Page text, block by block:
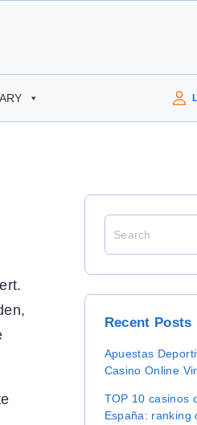
Recent Posts
Apuestas
Casino Online
TOP 10 casinos
España: ranking